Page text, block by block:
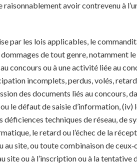
avoir contrevenu à
par les lois applicables, le
de tout genre, notamment
concours ou à une activité liée au
incomplets, perdus, volés,
des documents liés au concours,
le défaut de saisie d’information,
techniques de réseau, de
le retard ou l’échec de la
site, ou toute combinaison de
site ou à l’inscription ou à la